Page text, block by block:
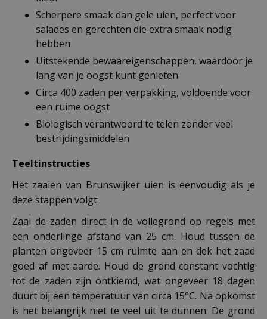
Scherpere smaak dan gele uien, perfect voor
salades en gerechten die extra smaak nodig
hebben
Uitstekende bewaareigenschappen, waardoor je
lang van je oogst kunt genieten
Circa 400 zaden per verpakking, voldoende voor
een ruime oogst
Biologisch verantwoord te telen zonder veel
bestrijdingsmiddelen
Teeltinstructies
Het zaaien van Brunswijker uien is eenvoudig als je
deze stappen volgt:
Zaai de zaden direct in de vollegrond op regels met
een onderlinge afstand van 25 cm. Houd tussen de
planten ongeveer 15 cm ruimte aan en dek het zaad
goed af met aarde. Houd de grond constant vochtig
tot de zaden zijn ontkiemd, wat ongeveer 18 dagen
duurt bij een temperatuur van circa 15°C. Na opkomst
is het belangrijk niet te veel uit te dunnen. De grond